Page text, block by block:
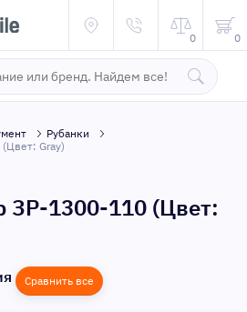
0 0
Рубанки
Gray)
ЗР-1300-110 (Цвет:
Сравнить все